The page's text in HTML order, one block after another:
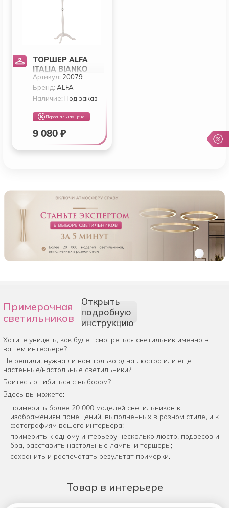
ТОРШЕР ALFA
ITALIA BIANKO
20079
Артикул: 20079
Бренд:ALFA
Наличие: Под заказ
Персональная цена
9 080 ₽
Примерочная
светильников
Открыть
подробную
инструкцию
Хотите увидеть, как будет смотреться светильник именно в
вашем интерьере?
Не решили, нужна ли вам только одна люстра или еще
настенные/настольные светильники?
Боитесь ошибиться с выбором?
Здесь вы можете:
примерить более 20 000 моделей светильников к
изображениям помещений, выполненных в разном стиле, и к
фотографиям вашего интерьера;
примерить к одному интерьеру несколько люстр, подвесов и
бра, расставить настольные лампы и торшеры;
сохранить и распечатать результат примерки.
Товар в интерьере